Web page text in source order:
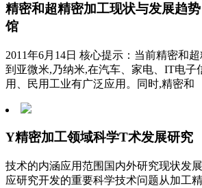
精密和超精密加工现状与发展趋
馆
2011年6月14日 核心提示：当前精密和
到亚微米,乃纳米,在汽车、家电、IT电子
用、民用工业有广泛应用。同时,精密和
Y精密加工领域科学T术发展研究
技术的内涵应用范围国内外研究现状发
应研究开发的重要科学技术问题从加工